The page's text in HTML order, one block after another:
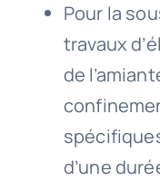
Pour la
travaux
de
d’une